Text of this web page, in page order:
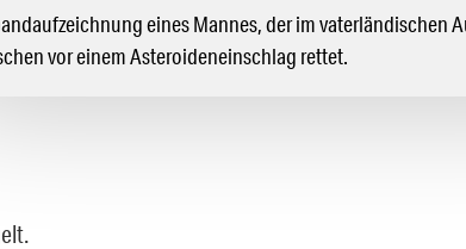
eines Mannes, der im vaterländischen
vor einem Asteroideneinschlag rettet.